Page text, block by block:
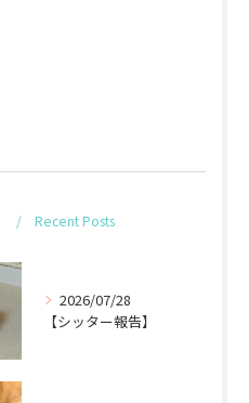
Recent Posts
2026/07/28
【シッター報告】